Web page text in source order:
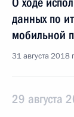
данных по
мобильной
31 августа 2018
29 августа